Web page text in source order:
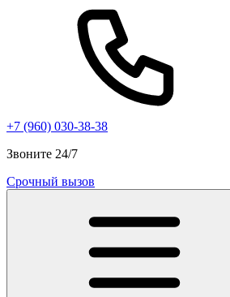
+7 (960) 030-38-38
Звоните 24/7
Срочный вызов